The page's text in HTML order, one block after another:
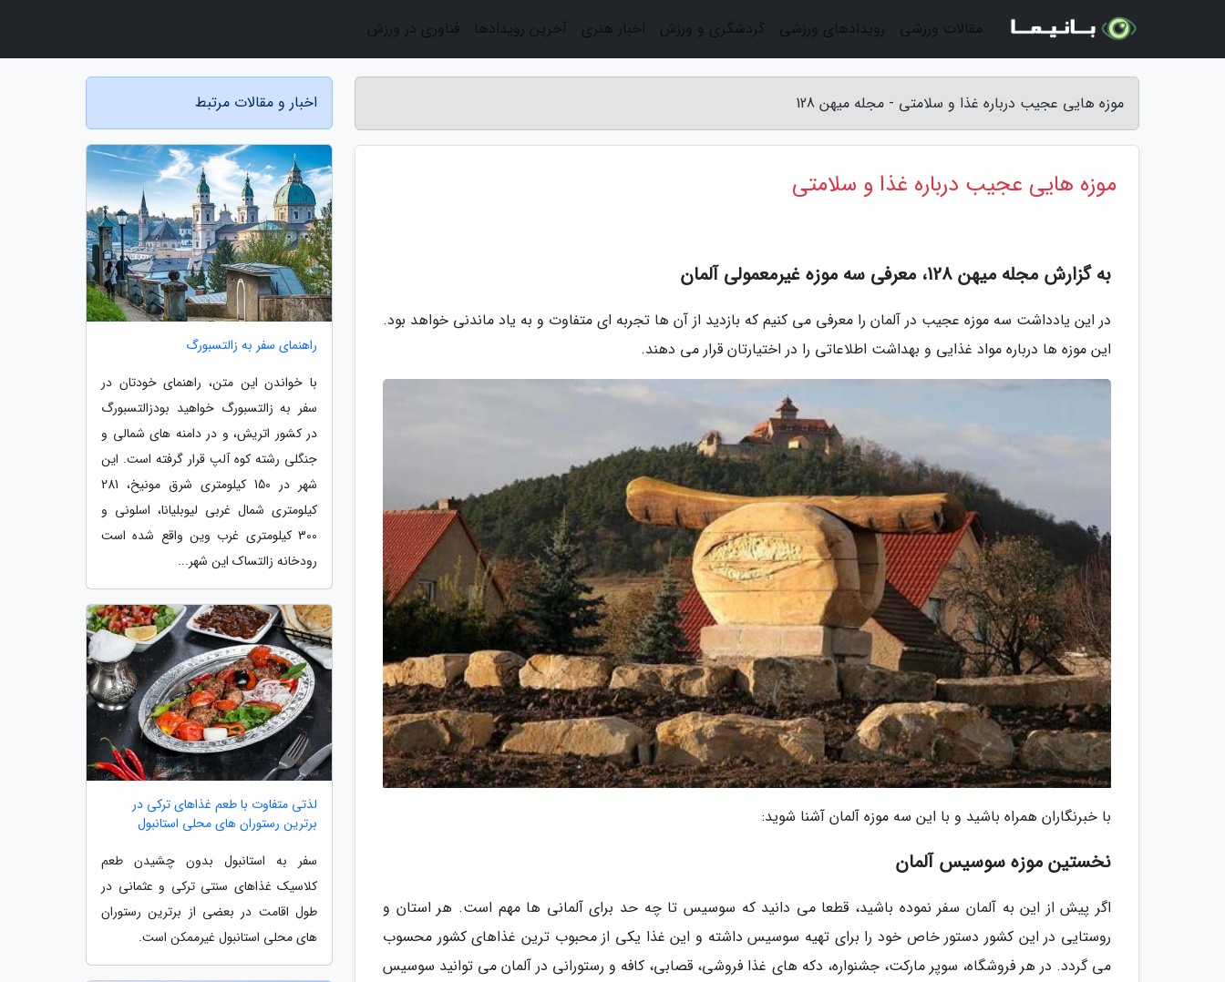
موزه هایی عجیب درباره غذا و سلامتی - مجله میهن 128
موزه هایی عجیب درباره غذا و سلامتی
به گزارش مجله میهن 128، معرفی سه موزه غیرمعمولی آلمان
در این یادداشت سه موزه عجیب در آلمان را معرفی می کنیم که بازدید از آن ها تجربه ای متفاوت و به یاد ماندنی خواهد بود.
این موزه ها درباره مواد غذایی و بهداشت اطلاعاتی را در اختیارتان قرار می دهند.
با خبرنگاران همراه باشید و با این سه موزه آلمان آشنا شوید:
نخستین موزه سوسیس آلمان
اگر پیش از این به آلمان سفر نموده باشید، قطعا می دانید که سوسیس تا چه حد برای آلمانی ها مهم است. هر استان و
روستایی در این کشور دستور خاص خود را برای تهیه سوسیس داشته و این غذا یکی از محبوب ترین غذاهای کشور محسوب
می گردد. در هر فروشگاه، سوپر مارکت، جشنواره، دکه های غذا فروشی، قصابی، کافه و رستورانی در آلمان می توانید سوسیس
اخبار و مقالات مرتبط
راهنمای سفر به زالتسبورگ
با خواندن این متن، راهنمای خودتان در
سفر به زالتسبورگ خواهید بودزالتسبورگ
در کشور اتریش، و در دامنه های شمالی و
جنگلی رشته کوه آلپ قرار گرفته است. این
شهر در 150 کیلومتری شرق مونیخ، 281
کیلومتری شمال غربی لیوبلیانا، اسلونی و
300 کیلومتری غرب وین واقع شده است
رودخانه زالتساک این شهر...
لذتی متفاوت با طعم غذاهای ترکی در
برترین رستوران های محلی استانبول
سفر به استانبول بدون چشیدن طعم
کلاسیک غذاهای سنتی ترکی و عثمانی در
طول اقامت در بعضی از برترین رستوران
های محلی استانبول غیرممکن است.
مقالات ورزشی رویدادهای ورزشی گردشگری و ورزش اخبار هنری آخرین رویدادها فناوری در ورزش